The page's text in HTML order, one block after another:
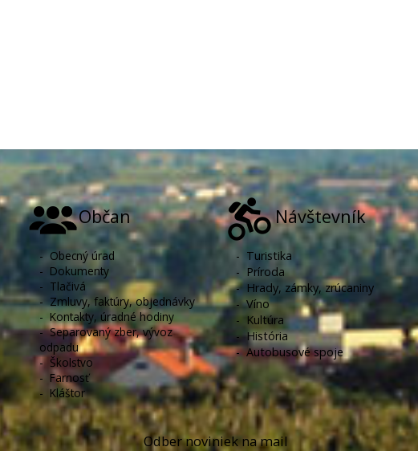
Občan
-Obecný úrad
- Dokumenty
- Tlačivá
- Zmluvy, faktúry, objednávky
- Kontakty, úradné hodiny
-Separovaný zber, vývoz
odpadu
- Školstvo
- Farnosť
- Kláštor
Návštevník
- Turistika
- Príroda
- Hrady, zámky, zrúcaniny
-Víno
- Kultúra
-História
-Autobusové spoje
Odber noviniek na mail